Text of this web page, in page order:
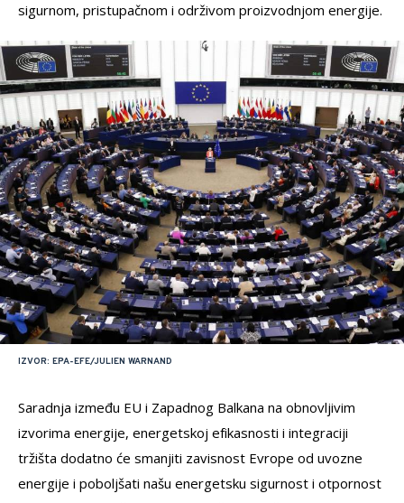
sigurnom, pristupačnom i održivom proizvodnjom energije.
IZVOR: EPA-EFE/JULIEN WARNAND
Saradnja između EU i Zapadnog Balkana na obnovljivim
izvorima energije, energetskoj efikasnosti i integraciji
tržišta dodatno će smanjiti zavisnost Evrope od uvozne
energije i poboljšati našu energetsku sigurnost i otpornost